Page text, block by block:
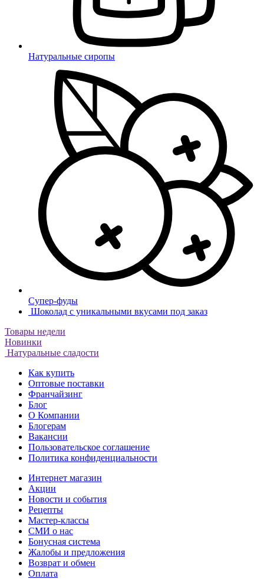
Натуральные сиропы
Супер-фуды
Шоколад с уникальными вкусами под заказ
Товары недели
Новинки
Натуральные сладости
Как купить
Оптовые поставки
Франчайзинг
Блог
О Компании
Блогерам
Вакансии
Пользовательское соглашение
Политика конфиденциальности
Интернет магазин
Акции
Новости и события
Рецепты
Мастер-классы
СМИ о нас
Бонусная система
Жалобы и предложения
Возврат и обмен
Оплата